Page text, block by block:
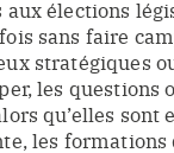
aux élections
sans faire
stratégiques
les questions
qu’elles sont
les formations